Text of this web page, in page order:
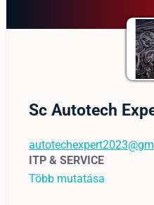
Sc Autotech
ITP & SERVICE
Több mutatása